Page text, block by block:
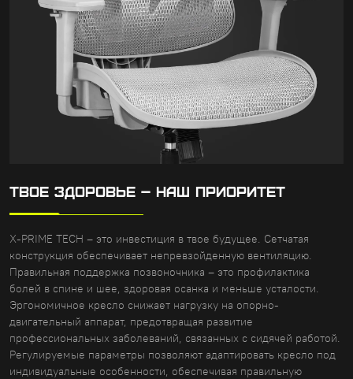
ТВОЕ ЗДОРОВЬЕ – НАШ ПРИОРИТЕТ
X-PRIME TECH – это инвестиция в твое будущее. Сетчатая
конструкция обеспечивает непревзойденную вентиляцию.
Правильная поддержка позвоночника – это профилактика
болей в спине и шее, здоровая осанка и меньше усталости.
Эргономичное кресло снижает нагрузку на опорно-
двигательный аппарат, предотвращая развитие
профессиональных заболеваний, связанных с сидячей работой.
Регулируемые параметры позволяют адаптировать кресло под
индивидуальные особенности, обеспечивая правильную